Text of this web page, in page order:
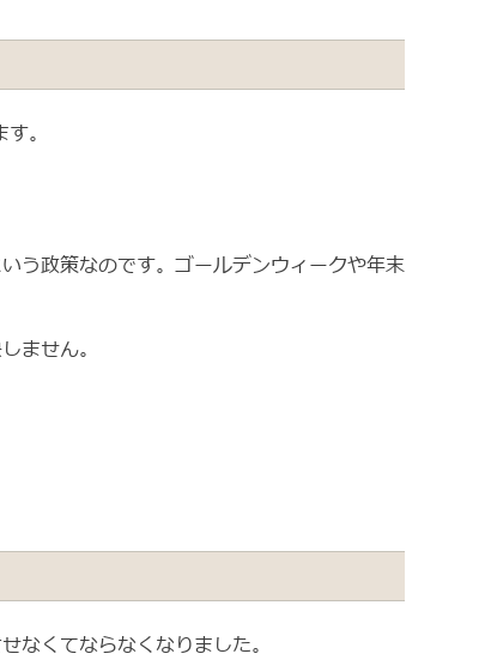
。
う政策なのです。ゴールデンウィークや年末
ません。
なくてならなくなりました。